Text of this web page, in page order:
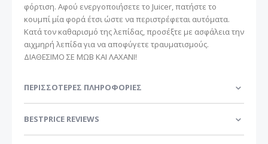
φόρτιση. Αφού ενεργοποιήσετε το Juicer, πατήστε το
κουμπί μία φορά έτσι ώστε να περιστρέφεται αυτόματα.
Κατά τον καθαρισμό της λεπίδας, προσέξτε με ασφάλεια την
αιχμηρή λεπίδα για να αποφύγετε τραυματισμούς.
ΔΙΑΘΕΣΙΜΟ ΣΕ ΜΩΒ ΚΑΙ ΛΑΧΑΝΙ!
ΠΕΡΙΣΣΌΤΕΡΕΣ ΠΛΗΡΟΦΟΡΊΕΣ
BESTPRICE REVIEWS